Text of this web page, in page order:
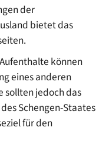
der
bietet das
können
eines anderen
sollten jedoch das
Schengen-Staates
für den